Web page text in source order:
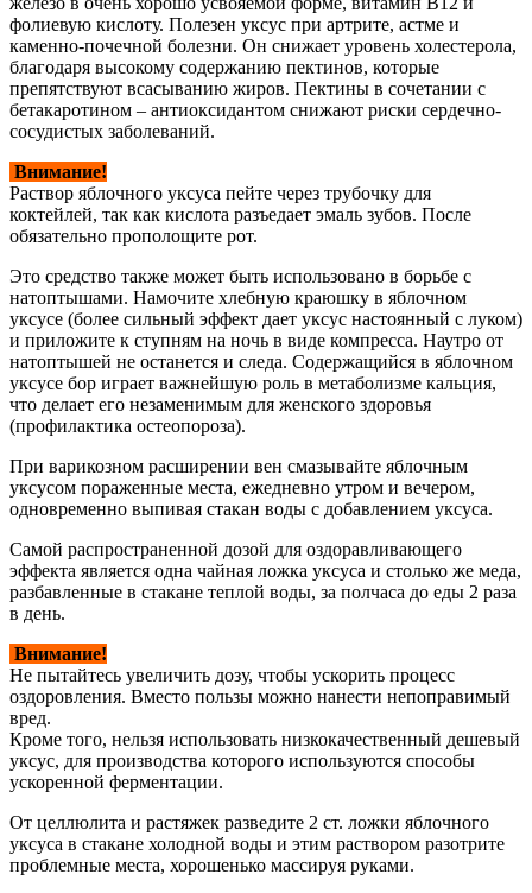
фолиевую кислоту. Полезен уксус при артрите, астме и
каменно-почечной болезни. Он снижает уровень холестерола,
благодаря высокому содержанию пектинов, которые
препятствуют всасыванию жиров. Пектины в сочетании с
бетакаротином – антиоксидантом снижают риски сердечно-
сосудистых заболеваний.
Внимание!
Раствор яблочного уксуса пейте через трубочку для
коктейлей, так как кислота разъедает эмаль зубов. После
обязательно прополощите рот.
Это средство также может быть использовано в борьбе с
натоптышами. Намочите хлебную краюшку в яблочном
уксусе (более сильный эффект дает уксус настоянный с луком)
и приложите к ступням на ночь в виде компресса. Наутро от
натоптышей не останется и следа. Содержащийся в яблочном
уксусе бор играет важнейшую роль в метаболизме кальция,
что делает его незаменимым для женского здоровья
(профилактика остеопороза).
При варикозном расширении вен смазывайте яблочным
уксусом пораженные места, ежедневно утром и вечером,
одновременно выпивая стакан воды с добавлением уксуса.
Самой распространенной дозой для оздоравливающего
эффекта является одна чайная ложка уксуса и столько же меда,
разбавленные в стакане теплой воды, за полчаса до еды 2 раза
в день.
Внимание!
Не пытайтесь увеличить дозу, чтобы ускорить процесс
оздоровления. Вместо пользы можно нанести непоправимый
вред.
Кроме того, нельзя использовать низкокачественный дешевый
уксус, для производства которого используются способы
ускоренной ферментации.
От целлюлита и растяжек разведите 2 ст. ложки яблочного
уксуса в стакане холодной воды и этим раствором разотрите
проблемные места, хорошенько массируя руками.